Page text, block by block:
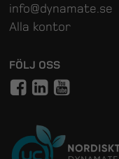
info@dynamate.se
Alla kontor
FÖLJ OSS